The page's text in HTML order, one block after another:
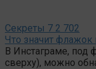
Секреты 7 2 702
Что значит флажок
В Инстаграме, под
сверху), можно